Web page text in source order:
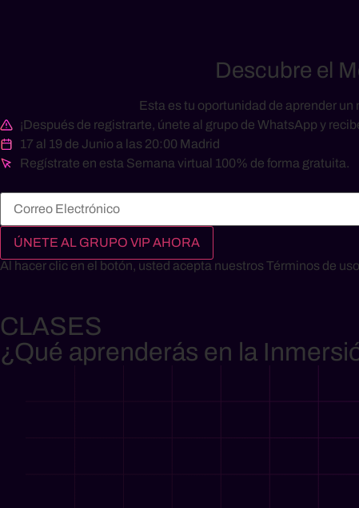
Descubre el
Esta es tu oportunidad de aprender
¡Después de registrarte, únete al grupo de WhatsApp y
17 al 19 de Junio a las 20:00 Madrid
Regístrate en esta Semana virtual 100% de forma gratuita.
ÚNETE AL GRUPO VIP AHORA
Al hacer clic en el botón, usted acepta nuestros Términos de
CLASES
¿Qué aprenderás en la